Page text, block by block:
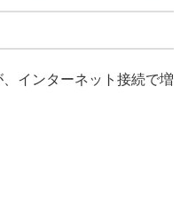
インターネット接続で増